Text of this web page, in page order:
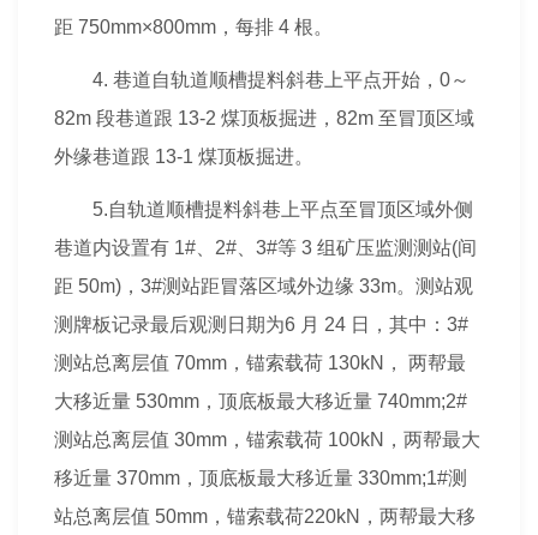
距 750mm×800mm，每排 4 根。
4. 巷道自轨道顺槽提料斜巷上平点开始，0～
82m 段巷道跟 13-2 煤顶板掘进，82m 至冒顶区域
外缘巷道跟 13-1 煤顶板掘进。
5.自轨道顺槽提料斜巷上平点至冒顶区域外侧
巷道内设置有 1#、2#、3#等 3 组矿压监测测站(间
距 50m)，3#测站距冒落区域外边缘 33m。测站观
测牌板记录最后观测日期为6 月 24 日，其中：3#
测站总离层值 70mm，锚索载荷 130kN， 两帮最
大移近量 530mm，顶底板最大移近量 740mm;2#
测站总离层值 30mm，锚索载荷 100kN，两帮最大
移近量 370mm，顶底板最大移近量 330mm;1#测
站总离层值 50mm，锚索载荷220kN，两帮最大移